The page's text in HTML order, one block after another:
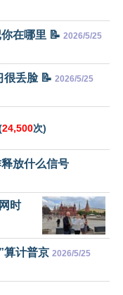
在哪里 📝 2026/5/25
很丢脸 📝 2026/5/25
24,500次)
放什么信号
时
算计普京 2026/5/25